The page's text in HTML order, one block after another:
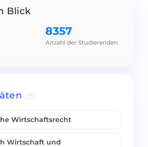
Blick
8357
Anzahl der Studierenden
(8)
Wirtschaftsrecht
Wirtschaft und